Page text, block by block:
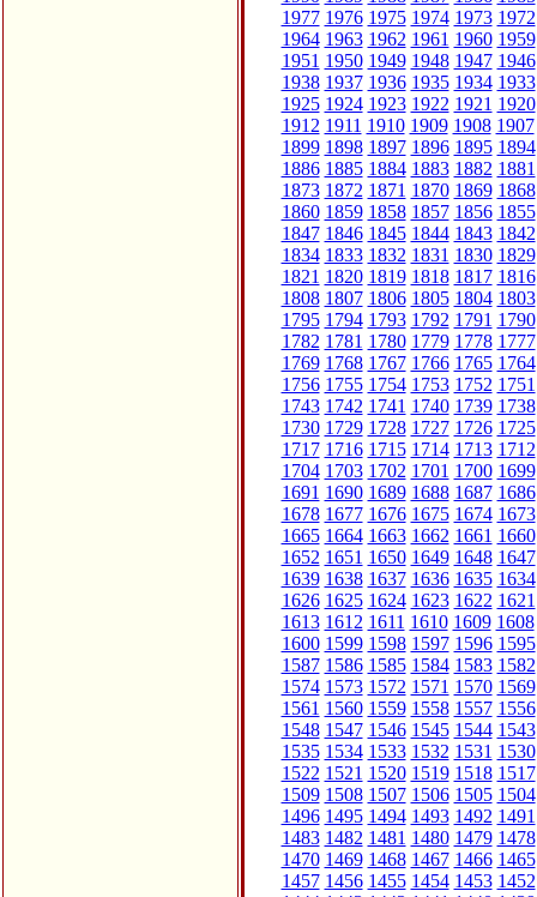
1977 1976 1975 1974 1973 1972
1964 1963 1962 1961 1960 1959
1951 1950 1949 1948 1947 1946
1938 1937 1936 1935 1934 1933
1925 1924 1923 1922 1921 1920
1912 1911 1910 1909 1908 1907
1899 1898 1897 1896 1895 1894
1886 1885 1884 1883 1882 1881
1873 1872 1871 1870 1869 1868
1860 1859 1858 1857 1856 1855
1847 1846 1845 1844 1843 1842
1834 1833 1832 1831 1830 1829
1821 1820 1819 1818 1817 1816
1808 1807 1806 1805 1804 1803
1795 1794 1793 1792 1791 1790
1782 1781 1780 1779 1778 1777
1769 1768 1767 1766 1765 1764
1756 1755 1754 1753 1752 1751
1743 1742 1741 1740 1739 1738
1730 1729 1728 1727 1726 1725
1717 1716 1715 1714 1713 1712
1704 1703 1702 1701 1700 1699
1691 1690 1689 1688 1687 1686
1678 1677 1676 1675 1674 1673
1665 1664 1663 1662 1661 1660
1652 1651 1650 1649 1648 1647
1639 1638 1637 1636 1635 1634
1626 1625 1624 1623 1622 1621
1613 1612 1611 1610 1609 1608
1600 1599 1598 1597 1596 1595
1587 1586 1585 1584 1583 1582
1574 1573 1572 1571 1570 1569
1561 1560 1559 1558 1557 1556
1548 1547 1546 1545 1544 1543
1535 1534 1533 1532 1531 1530
1522 1521 1520 1519 1518 1517
1509 1508 1507 1506 1505 1504
1496 1495 1494 1493 1492 1491
1483 1482 1481 1480 1479 1478
1470 1469 1468 1467 1466 1465
1457 1456 1455 1454 1453 1452